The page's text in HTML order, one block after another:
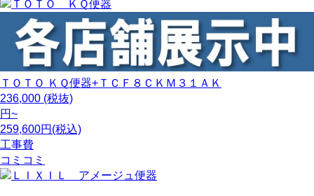
ＴＯＴＯ ＫＱ便器+ＴＣＦ８ＣＫＭ３１ＡＫ
236,000 (税抜)
円~
259,600円(税込)
工事費
コミコミ